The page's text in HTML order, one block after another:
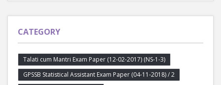
CATEGORY
Talati cum Mantri Exam Paper (12-02-2017) (NS-1-3)
GPSSB Statistical Assistant Exam Paper (04-11-2018) / 2